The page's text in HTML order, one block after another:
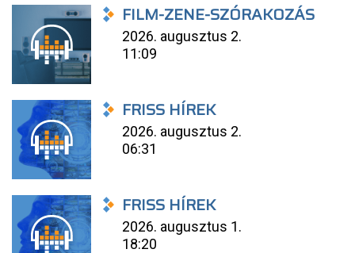
FILM-ZENE-SZÓRAKOZÁS
2026. augusztus 2.
11:09
FRISS HÍREK
2026. augusztus 2.
06:31
FRISS HÍREK
2026. augusztus 1.
18:20